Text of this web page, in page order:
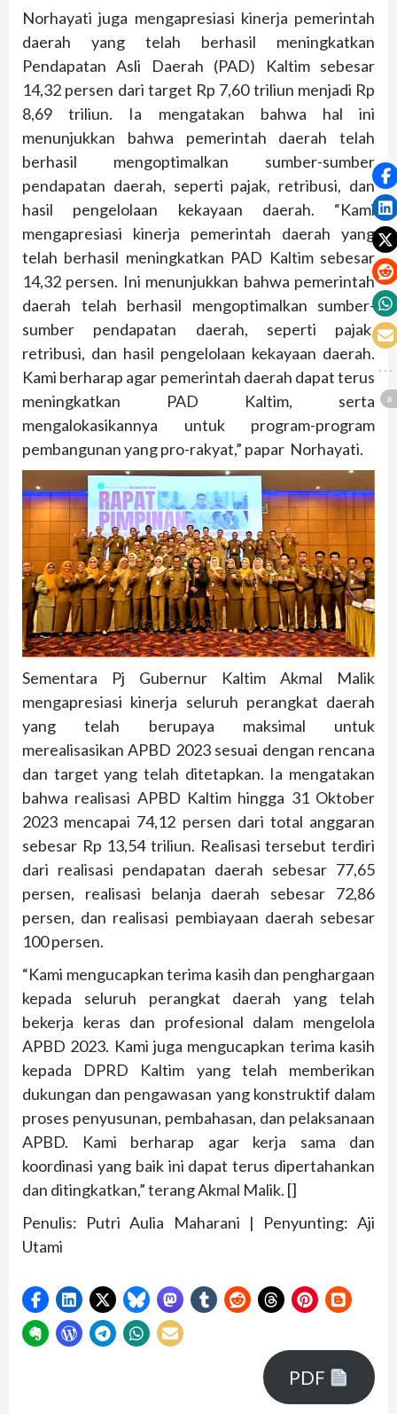
Norhayati juga mengapresiasi kinerja pemerintah
daerah yang telah berhasil meningkatkan
Pendapatan Asli Daerah (PAD) Kaltim sebesar
14,32 persen dari target Rp 7,60 triliun menjadi Rp
8,69 triliun. Ia mengatakan bahwa hal ini
menunjukkan bahwa pemerintah daerah telah
berhasil mengoptimalkan sumber-sumber
pendapatan daerah, seperti pajak, retribusi, dan
hasil pengelolaan kekayaan daerah. “Kami
mengapresiasi kinerja pemerintah daerah yang
telah berhasil meningkatkan PAD Kaltim sebesar
14,32 persen. Ini menunjukkan bahwa pemerintah
daerah telah berhasil mengoptimalkan sumber-
sumber pendapatan daerah, seperti pajak,
retribusi, dan hasil pengelolaan kekayaan daerah.
Kami berharap agar pemerintah daerah dapat terus
meningkatkan PAD Kaltim, serta
mengalokasikannya untuk program-program
pembangunan yang pro-rakyat,” papar Norhayati.
Sementara Pj Gubernur Kaltim Akmal Malik
mengapresiasi kinerja seluruh perangkat daerah
yang telah berupaya maksimal untuk
merealisasikan APBD 2023 sesuai dengan rencana
dan target yang telah ditetapkan. Ia mengatakan
bahwa realisasi APBD Kaltim hingga 31 Oktober
2023 mencapai 74,12 persen dari total anggaran
sebesar Rp 13,54 triliun. Realisasi tersebut terdiri
dari realisasi pendapatan daerah sebesar 77,65
persen, realisasi belanja daerah sebesar 72,86
persen, dan realisasi pembiayaan daerah sebesar
100 persen.
“Kami mengucapkan terima kasih dan penghargaan
kepada seluruh perangkat daerah yang telah
bekerja keras dan profesional dalam mengelola
APBD 2023. Kami juga mengucapkan terima kasih
kepada DPRD Kaltim yang telah memberikan
dukungan dan pengawasan yang konstruktif dalam
proses penyusunan, pembahasan, dan pelaksanaan
APBD. Kami berharap agar kerja sama dan
koordinasi yang baik ini dapat terus dipertahankan
dan ditingkatkan,” terang Akmal Malik. []
Penulis: Putri Aulia Maharani | Penyunting: Aji
Utami
PDF